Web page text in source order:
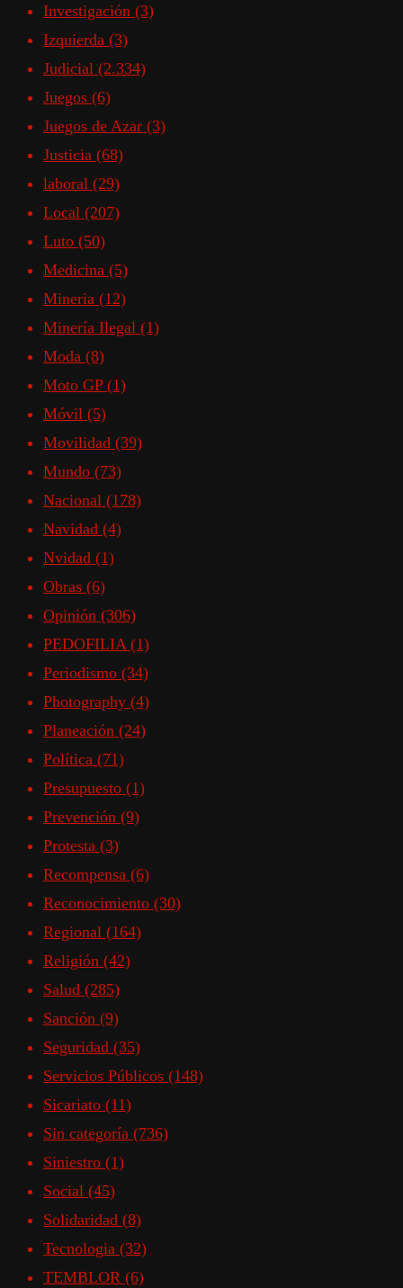
Investigación (3)
Izquierda (3)
Judicial (2.334)
Juegos (6)
Juegos de Azar (3)
Justicia (68)
laboral (29)
Local (207)
Luto (50)
Medicina (5)
Mineria (12)
Minería Ilegal (1)
Moda (8)
Moto GP (1)
Móvil (5)
Movilidad (39)
Mundo (73)
Nacional (178)
Navidad (4)
Nvidad (1)
Obras (6)
Opinión (306)
PEDOFILIA (1)
Periodismo (34)
Photography (4)
Planeación (24)
Política (71)
Presupuesto (1)
Prevención (9)
Protesta (3)
Recompensa (6)
Reconocimiento (30)
Regional (164)
Religión (42)
Salud (285)
Sanción (9)
Seguridad (35)
Servicios Públicos (148)
Sicariato (11)
Sin categoría (736)
Siniestro (1)
Social (45)
Solidaridad (8)
Tecnologia (32)
TEMBLOR (6)